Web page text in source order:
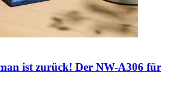
ist zurück! Der NW-A306 für